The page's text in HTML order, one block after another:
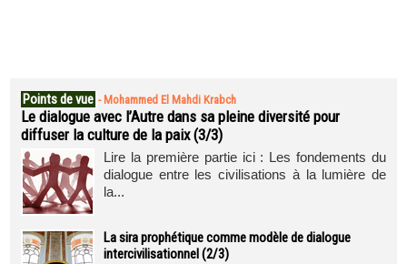
Points de vue - Mohammed El Mahdi Krabch
Le dialogue avec l’Autre dans sa pleine diversité pour
diffuser la culture de la paix (3/3)
Lire la première partie ici : Les fondements du
dialogue entre les civilisations à la lumière de
la...
La sira prophétique comme modèle de dialogue
intercivilisationnel (2/3)